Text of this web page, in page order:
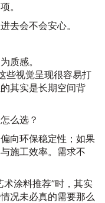
。
去会不会安心。
质感。
些视觉呈现很容易打
其实是长期空间背
么选？
向环保稳定性；如果
施工效率。需求不
涂料推荐”时，其实
况未必真的需要那么